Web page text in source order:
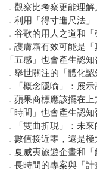
．觀察比考察更能理
．利用「得寸進尺法
．谷歌的用人之道和「
．護膚霜有效可能是「
「五感」也會產生認知
．舉世關注的「體化
．「概念隱喻」：展
．蘋果商標應該擺在
「時間」也會產生認知
．「雙曲折現」：未
．數值接近零，還是極
．夏威夷旅遊企畫和「
．長時間的專案與「計